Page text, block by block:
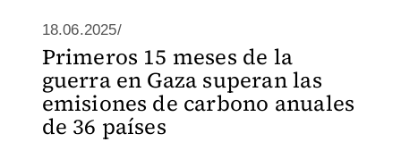
18.06.2025/
Primeros 15 meses de la
guerra en Gaza superan las
emisiones de carbono anuales
de 36 países